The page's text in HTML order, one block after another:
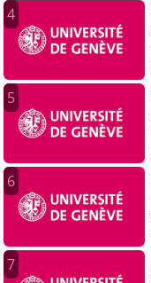
4
5
6
7